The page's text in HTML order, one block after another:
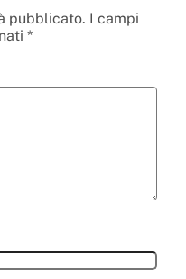
pubblicato. I campi
*